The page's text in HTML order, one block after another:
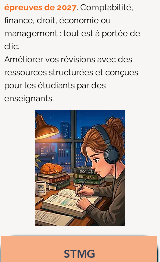
épreuves de 2027. Comptabilité,
finance, droit, économie ou
management : tout est à portée de
clic.
Améliorer vos révisions avec des
ressources structurées et conçues
pour les étudiants par des
enseignants.
STMG